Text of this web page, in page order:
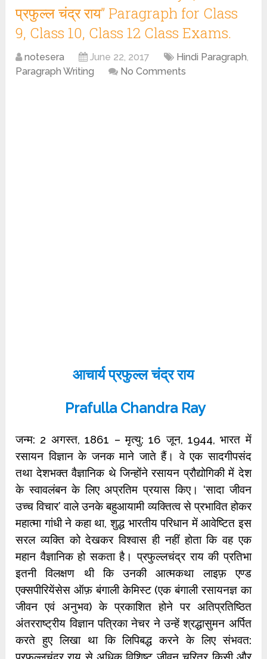
प्रफुल्ल चंद्र राय” Paragraph for Class
9, Class 10, Class 12 Class Exams.
notesera June 22, 2017 Hindi Paragraph,
Paragraph Writing
No Comments
आचार्य प्रफुल्ल चंद्र राय
Prafulla Chandra Ray
जन्म: 2 अगस्त, 1861 – मृत्यु: 16 जून, 1944, भारत में
रसायन विज्ञान के जनक माने जाते हैं। वे एक सादगीपसंद
तथा देशभक्त वैज्ञानिक थे जिन्होंने रसायन प्रौद्योगिकी में देश
के स्वावलंबन के लिए अप्रतिम प्रयास किए। ‘सादा जीवन
उच्च विचार’ वाले उनके बहुआयामी व्यक्तित्व से प्रभावित होकर
महात्मा गांधी ने कहा था, शुद्ध भारतीय परिधान में आवेष्टित इस
सरल व्यक्ति को देखकर विश्वास ही नहीं होता कि वह एक
महान वैज्ञानिक हो सकता है। प्रफुल्लचंद्र राय की प्रतिभा
इतनी विलक्षण थी कि उनकी आत्मकथा लाइफ़ एण्ड
एक्सपीरियेंसेस ऑफ़ बंगाली केमिस्ट (एक बंगाली रसायनज्ञ का
जीवन एवं अनुभव) के प्रकाशित होने पर अतिप्रतिष्ठित
अंतरराष्ट्रीय विज्ञान पत्रिका नेचर ने उन्हें श्रद्धासुमन अर्पित
करते हुए लिखा था कि लिपिबद्ध करने के लिए संभवत: